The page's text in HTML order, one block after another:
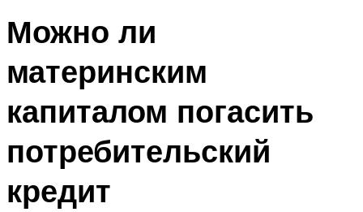
Можно ли
материнским
капиталом погасить
потребительский
кредит